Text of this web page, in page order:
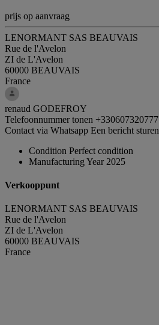
prijs op aanvraag
LENORMANT SAS BEAUVAIS
Rue de l'Avelon
ZI de L'Avelon
60000 BEAUVAIS
France
renaud GODEFROY
Telefoonnummer tonen +330607320777
Contact via Whatsapp Een bericht sturen
Condition Perfect condition
Manufacturing Year 2025
Verkooppunt
LENORMANT SAS BEAUVAIS
Rue de l'Avelon
ZI de L'Avelon
60000 BEAUVAIS
France